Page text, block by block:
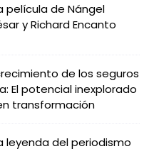
película de Nángel
y Richard Encanto
de los seguros
El potencial inexplorado
transformación
leyenda del periodismo